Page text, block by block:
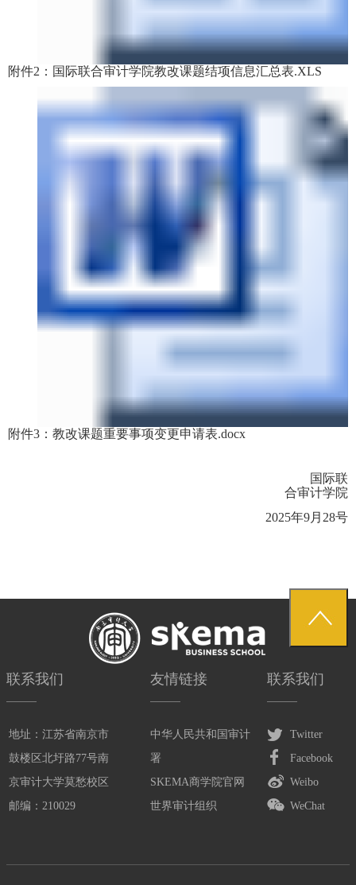
附件2：国际联合审计学院教改课题结项信息汇总表.XLS
附件3：教改课题重要事项变更申请表.docx
国际联
合审计学院
2025年9月 28号
联系我们
地址：江苏省南京市
鼓楼区北圩路77号南
京审计大学莫愁校区
邮编：210029
友情链接
中华人民共和国审计
署
SKEMA商学院官网
世界审计组织
联系我们
Twitter
Facebook
Weibo
WeChat